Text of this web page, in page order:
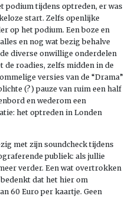
podium tijdens optreden, er was
start. Zelfs openlijke
op het podium. Een boze en
en nog wat bezig behalve
diverse onwillige onderdelen
de roadies, zelfs midden in de
versies van de “Drama”
(?) pauze van ruim een half
en wederom een
het optreden in Londen
met zijn soundcheck tijdens
publiek: als jullie
verder. Een wat overtrokken
dat het hier om
60 Euro per kaartje. Geen